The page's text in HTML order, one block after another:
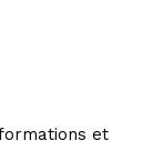
et